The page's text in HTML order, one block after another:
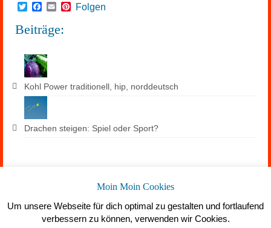
TwitterFacebook
EmailPinterest
Folgen
Beiträge:
Kohl Power traditionell, hip, norddeutsch
Drachen steigen: Spiel oder Sport?
Moin Moin Cookies
Um unsere Webseite für dich optimal zu gestalten und fortlaufend
verbessern zu können, verwenden wir Cookies.